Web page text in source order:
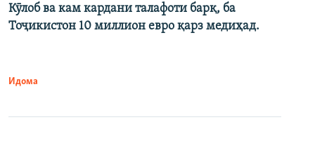
Кӯлоб ва кам кардани талафоти барқ, ба
Тоҷикистон 10 миллион евро қарз медиҳад.
Идома